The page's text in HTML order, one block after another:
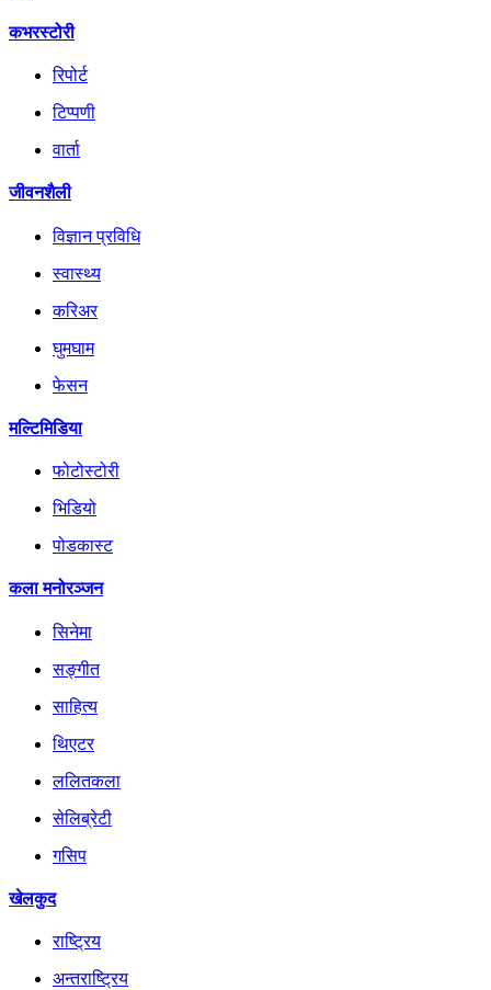
कभरस्टोरी
रिपोर्ट
टिप्पणी
वार्ता
जीवनशैली
विज्ञान प्रविधि
स्वास्थ्य
करिअर
घुमघाम
फेसन
मल्टिमिडिया
फोटोस्टोरी
भिडियो
पोडकास्ट
कला मनोरञ्जन
सिनेमा
सङ्गीत
साहित्य
थिएटर
ललितकला
सेलिब्रेटी
गसिप
खेलकुद
राष्ट्रिय
अन्तराष्ट्रिय